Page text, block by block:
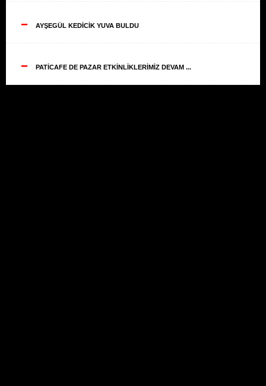
-- AYŞEGÜL KEDİCİK YUVA BULDU
-- PATİCAFE DE PAZAR ETKİNLİKLERİMİZ DEVAM ...